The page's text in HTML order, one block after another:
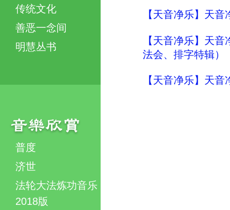
传统文化
善恶一念间
明慧丛书
普度
济世
法轮大法炼功音乐
2018版
【天音净乐】天
【天音净乐】天
法会、排字特辑）
【天音净乐】天